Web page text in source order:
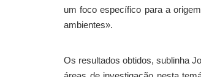
um foco específico para a
ambientes».
Os resultados obtidos, sublinha